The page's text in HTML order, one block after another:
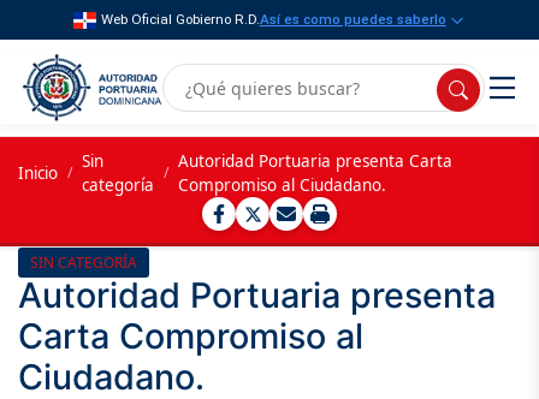
Web Oficial Gobierno R.D.Así es como puedes saberlo
Inicio /
Sin
categoría
/
Autoridad Portuaria presenta Carta
Compromiso al Ciudadano.
SIN CATEGORÍA
Autoridad Portuaria presenta
Carta Compromiso al
Ciudadano.